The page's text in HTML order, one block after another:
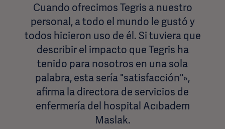
Cuando ofrecimos Tegris a nuestro
personal, a todo el mundo le gustó y
todos hicieron uso de él. Si tuviera que
describir el impacto que Tegris ha
tenido para nosotros en una sola
palabra, esta sería "satisfacción"»,
afirma la directora de servicios de
enfermería del hospital Acıbadem
Maslak.